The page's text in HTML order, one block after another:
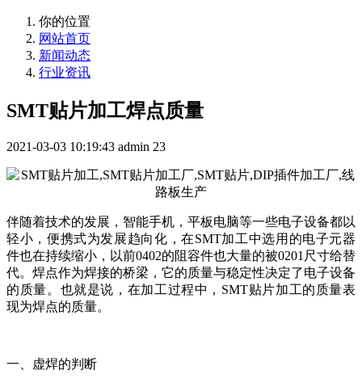
你的位置
网站首页
新闻动态
行业资讯
SMT贴片加工焊点质量
2021-03-03 10:19:43 admin 23
伴随着技术的发展，智能手机，平板电脑等一些电子设备都以
轻小，便携式为发展趋向化，在SMT加工中选用的电子元器
件也在持续缩小，以前0402的阻容件也大量的被0201尺寸给替
代。焊点作为焊接的桥梁，它的质量与稳定性决定了电子设备
的质量。也就是说，在加工过程中，SMT贴片加工的质量表
现为焊点的质量。
一、虚焊的判断